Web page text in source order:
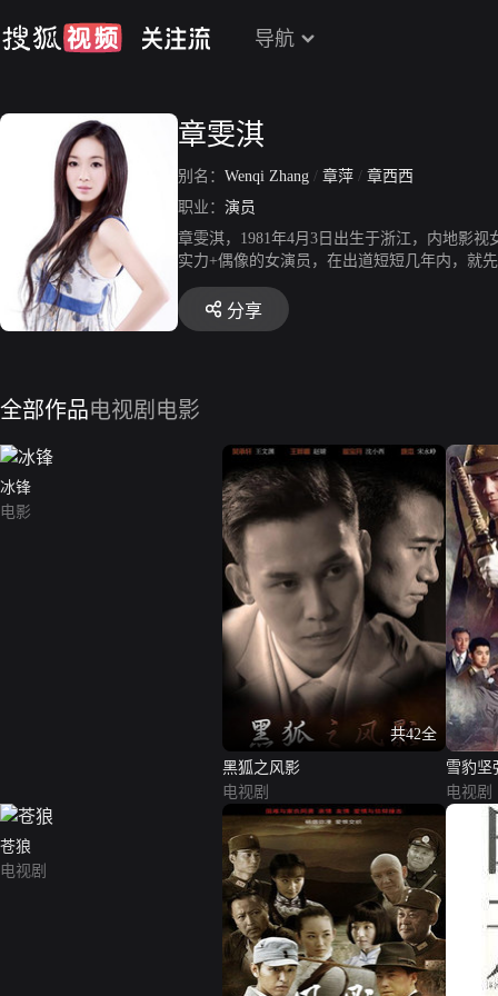
导航
章雯淇
别名： Wenqi Zhang / 章萍 / 章西西
职业： 演员
章雯淇，1981年4月3日出生于浙江，内地影
实力+偶像的女演员，在出道短短几年内，就
影《明天》、《禁猎区》等佳作。气质出众
女一号石莉，自然真实地再现了战乱时期命
分享
全部作品电视剧 电影
冰锋
电影
共42全
黑狐之风影
电视剧
雪豹坚
电视剧
苍狼
电视剧